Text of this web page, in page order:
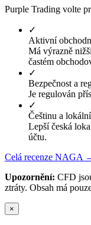
Purple Trading volte
✓
Aktivní
Má výrazně
častém
✓
Bezpečnost a
Je regulován
✓
Češtinu a
Lepší česká
účtu.
Celá recenze NAGA
Upozornění: CFD
ztráty. Obsah má
×